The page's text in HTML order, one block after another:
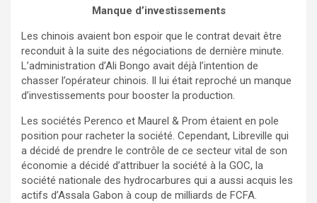
Manque d’investissements
Les chinois avaient bon espoir que le contrat devait être
reconduit à la suite des négociations de dernière minute.
L’administration d’Ali Bongo avait déjà l’intention de
chasser l’opérateur chinois. Il lui était reproché un manque
d’investissements pour booster la production.
Les sociétés Perenco et Maurel & Prom étaient en pole
position pour racheter la société. Cependant, Libreville qui
a décidé de prendre le contrôle de ce secteur vital de son
économie a décidé d’attribuer la société à la GOC, la
société nationale des hydrocarbures qui a aussi acquis les
actifs d’Assala Gabon à coup de milliards de FCFA.